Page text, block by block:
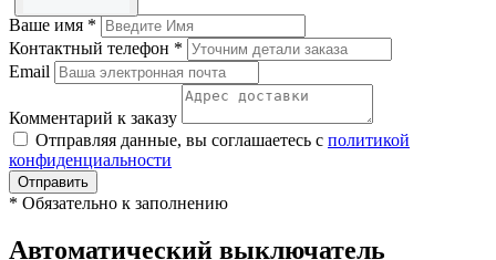
Ваше имя *
Контактный телефон *
Email
Комментарий к заказу
Отправляя данные, вы соглашаетесь с политикой
конфиденциальности
Отправить
* Обязательно к заполнению
Автоматический выключатель